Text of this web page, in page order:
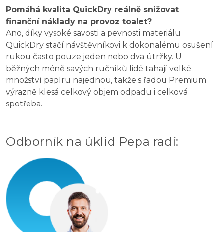
Pomáhá kvalita QuickDry reálně snižovat
finanční náklady na provoz toalet?
Ano, díky vysoké savosti a pevnosti materiálu
QuickDry stačí návštěvníkovi k dokonalému osušení
rukou často pouze jeden nebo dva útržky. U
běžných méně savých ručníků lidé tahají velké
množství papíru najednou, takže s řadou Premium
výrazně klesá celkový objem odpadu i celková
spotřeba.
Odborník na úklid Pepa radí: